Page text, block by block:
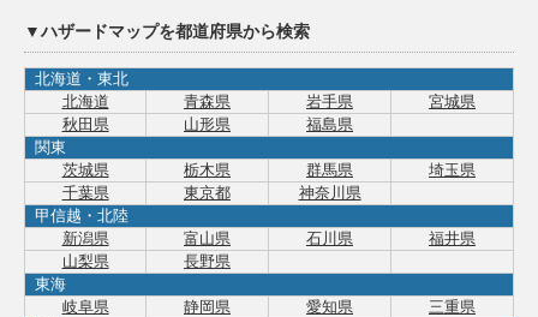
▼ハザードマップを都道府県から検索
北海道・東北
北海道
青森県 岩手県
宮城県
秋田県
山形県
福島県
関東
茨城県
栃木県 群馬県
埼玉県
千葉県
東京都
神奈川県
甲信越・北陸
新潟県
富山県 石川県
福井県
山梨県
長野県
東海
岐阜県
静岡県 愛知県
三重県